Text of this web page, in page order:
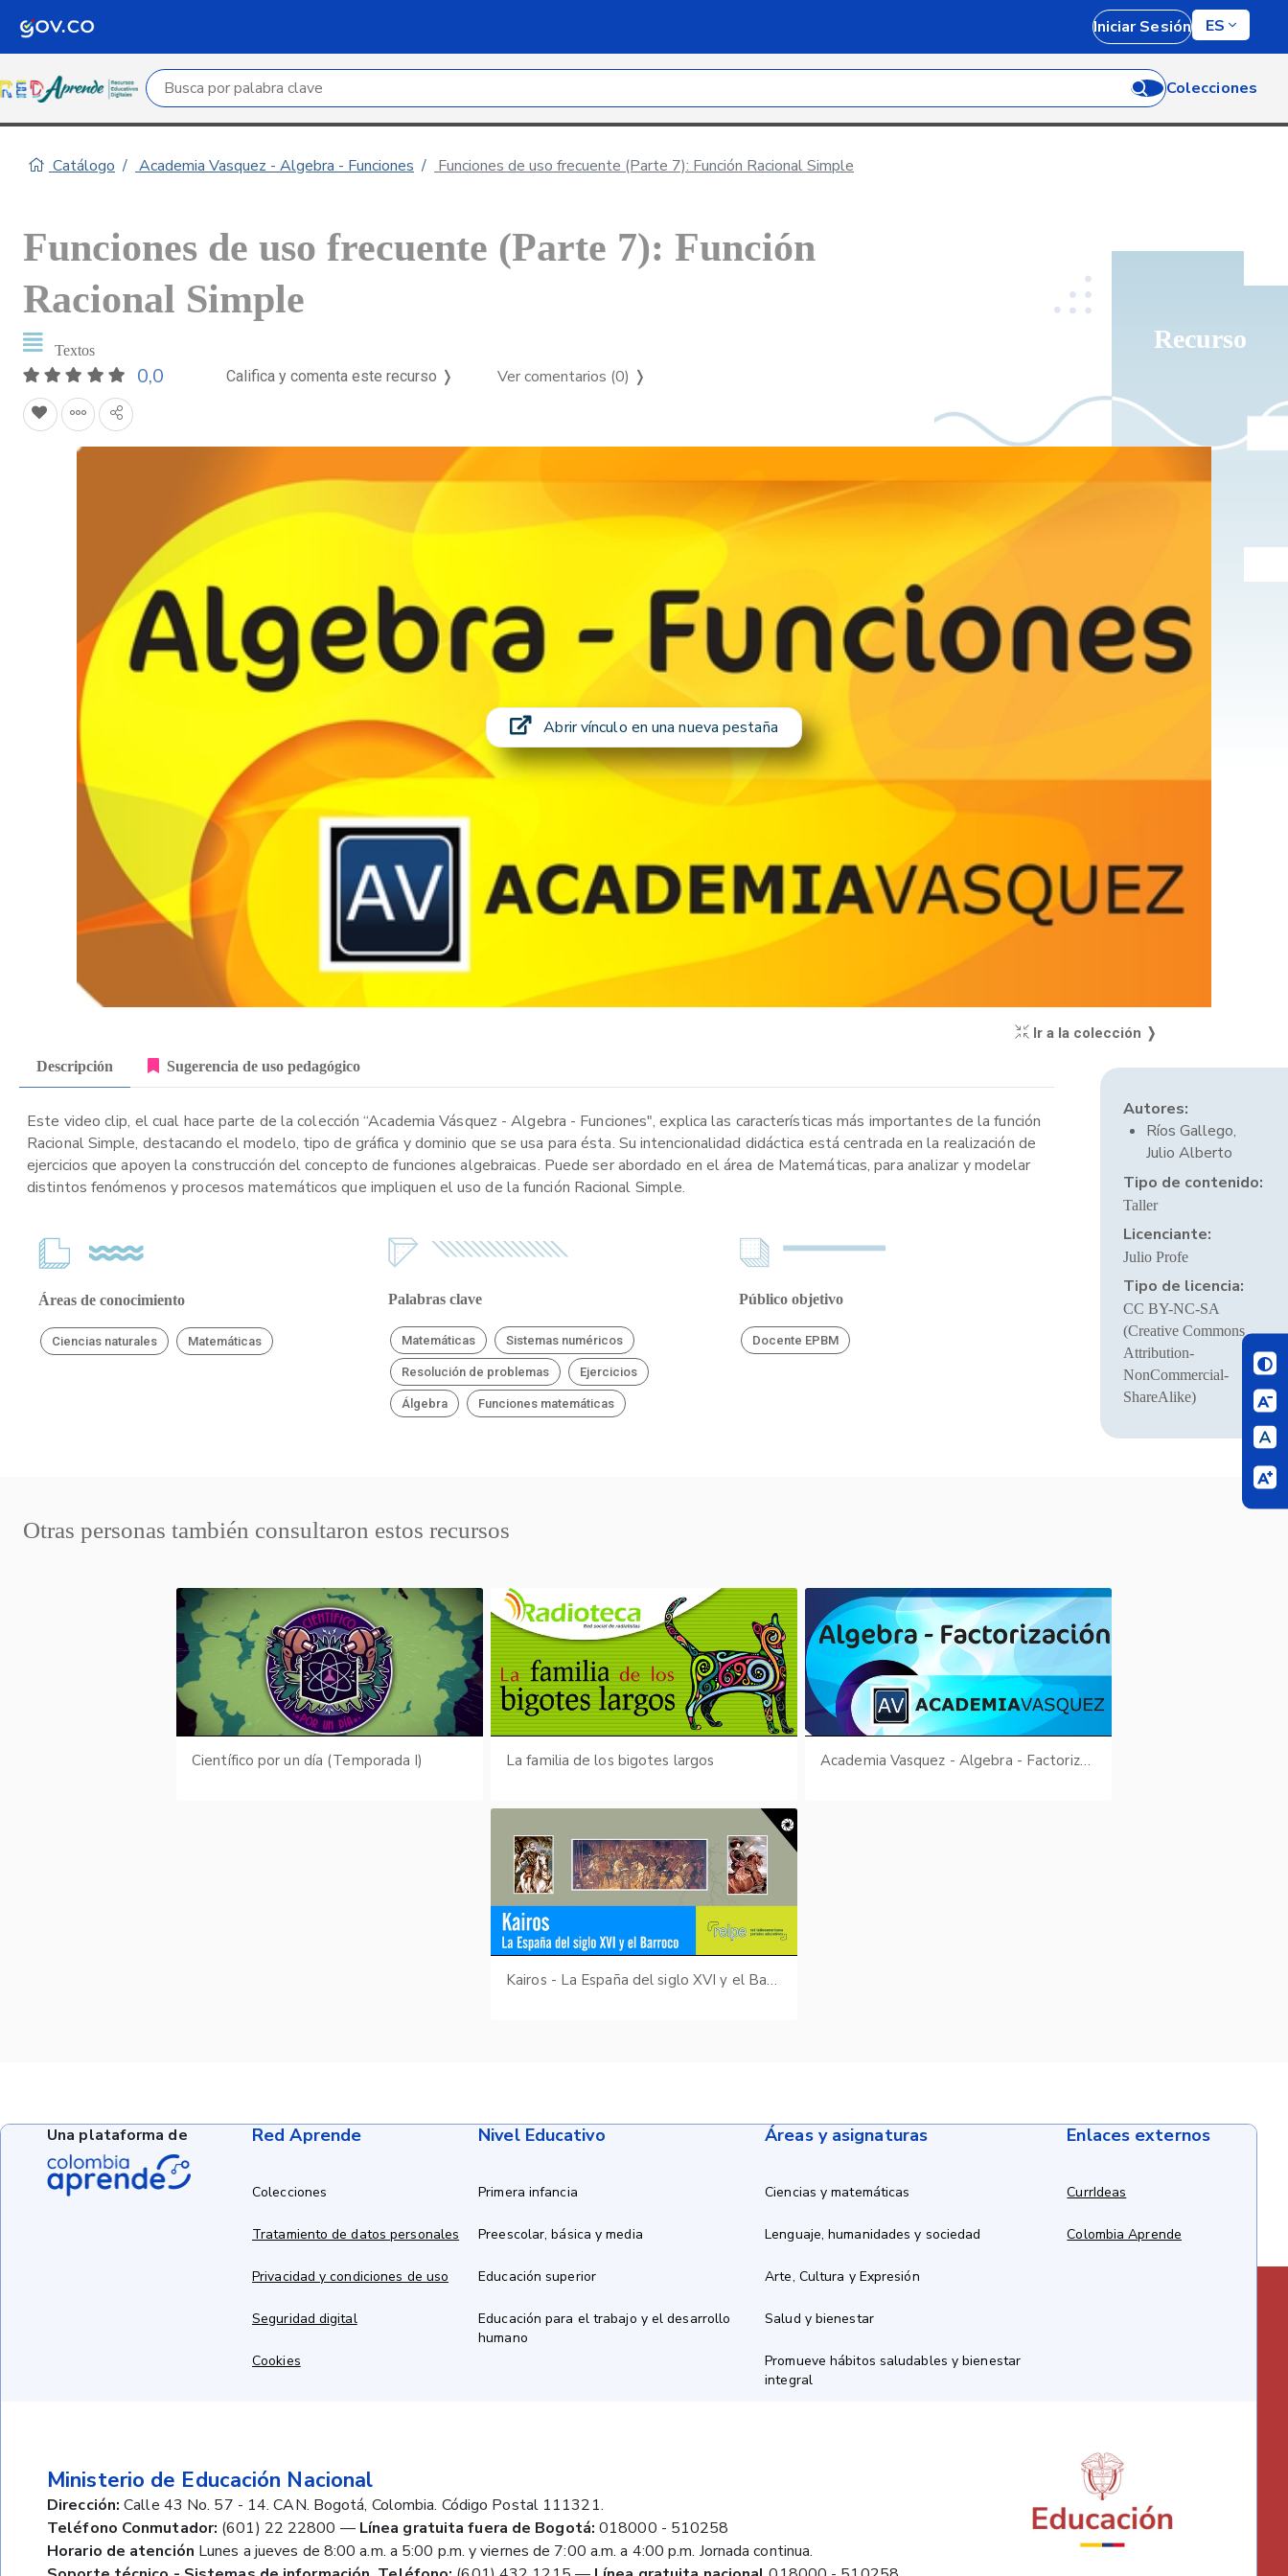
Iniciar Sesión ES
Campo de búsqueda por palabra clave Colecciones
Catálogo Academia Vasquez - Algebra - Funciones Funciones de uso frecuente (Parte 7): Función Racional Simple
Recurso
Funciones de uso frecuente (Parte 7): Función
Racional Simple
Textos
0,0 Califica y comenta este recurso ❭ Ver comentarios (0) ❭
Abrir vínculo en una nueva pestaña
Ir a la colección ❭
Descripción Sugerencia de uso pedagógico
Este video clip, el cual hace parte de la colección “Academia Vásquez - Algebra - Funciones", explica las características más importantes de la función
Racional Simple, destacando el modelo, tipo de gráfica y dominio que se usa para ésta. Su intencionalidad didáctica está centrada en la realización de
ejercicios que apoyen la construcción del concepto de funciones algebraicas. Puede ser abordado en el área de Matemáticas, para analizar y modelar
distintos fenómenos y procesos matemáticos que impliquen el uso de la función Racional Simple.
Áreas de conocimiento
Ciencias naturales Matemáticas
Palabras clave
Matemáticas Sistemas numéricos
Resolución de problemas Ejercicios
Álgebra Funciones matemáticas
Público objetivo
Docente EPBM
Autores:
Ríos Gallego,
Julio Alberto
Tipo de contenido:
Taller
Licenciante:
Julio Profe
Tipo de licencia:
CC BY-NC-SA
(Creative Commons
Attribution-
NonCommercial-
ShareAlike)
Otras personas también consultaron estos recursos
Científico por un día (Temporada I) La familia de los bigotes largos Academia Vasquez - Algebra - Factorización
Kairos - La España del siglo XVI y el Barroco
Red Aprende
Colecciones
Tratamiento de datos personales
Privacidad y condiciones de uso
Seguridad digital
Cookies
Nivel Educativo
Primera infancia
Preescolar, básica y media
Educación superior
Educación para el trabajo y el desarrollo
humano
Áreas y asignaturas
Ciencias y matemáticas
Lenguaje, humanidades y sociedad
Arte, Cultura y Expresión
Salud y bienestar
Promueve hábitos saludables y bienestar
integral
Enlaces externos
CurrIdeas
Colombia Aprende
Ministerio de Educación Nacional
Dirección: Calle 43 No. 57 - 14. CAN. Bogotá, Colombia. Código Postal 111321.
Teléfono Conmutador: (601) 22 22800 — Línea gratuita fuera de Bogotá: 018000 - 510258
Horario de atención Lunes a jueves de 8:00 a.m. a 5:00 p.m. y viernes de 7:00 a.m. a 4:00 p.m. Jornada continua.
Una plataforma de